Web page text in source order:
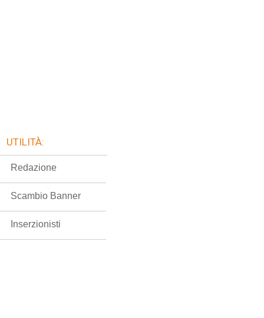
UTILITÀ:
Redazione
Scambio Banner
Inserzionisti